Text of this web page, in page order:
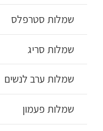
שמלות סטרפלס
שמלות סריג
שמלות ערב לנשים
שמלות פעמון